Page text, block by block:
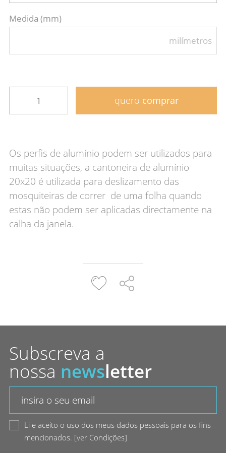
Medida (mm)
milímetros
quero comprar
Os perfis de alumínio podem ser utilizados para
muitas situações, a cantoneira de alumínio
20x20 é utilizada para deslizamento das
mosquiteiras de correr de uma folha quando
estas não podem ser aplicadas directamente na
calha da janela.
Subscreva a
nossa newsletter
Li e aceito o uso dos meus dados pessoais para os fins
mencionados. [ver Condições]